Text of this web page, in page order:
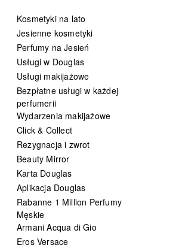
Kosmetyki na lato
Jesienne kosmetyki
Perfumy na Jesień
Usługi w Douglas
Usługi makijażowe
Bezpłatne usługi w każdej
perfumerii
Wydarzenia makijażowe
Click & Collect
Rezygnacja i zwrot
Beauty Mirror
Karta Douglas
Aplikacja Douglas
Rabanne 1 Million Perfumy
Męskie
Armani Acqua di Gio
Eros Versace